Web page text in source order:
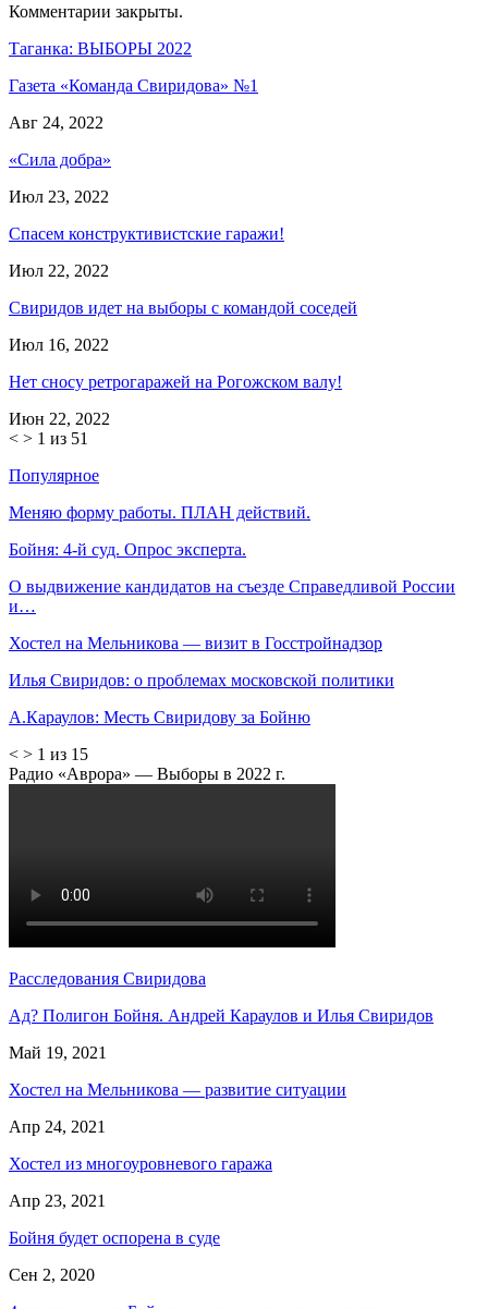
Комментарии закрыты.
Таганка: ВЫБОРЫ 2022
Газета «Команда Свиридова» №1
Авг 24, 2022
«Сила добра»
Июл 23, 2022
Спасем конструктивистские гаражи!
Июл 22, 2022
Свиридов идет на выборы с командой соседей
Июл 16, 2022
Нет сносу ретрогаражей на Рогожском валу!
Июн 22, 2022
< > 1 из 51
Популярное
Меняю форму работы. ПЛАН действий.
Бойня: 4-й суд. Опрос эксперта.
О выдвижение кандидатов на съезде Справедливой России
и…
Хостел на Мельникова — визит в Госстройнадзор
Илья Свиридов: о проблемах московской политики
А.Караулов: Месть Свиридову за Бойню
< > 1 из 15
Радио «Аврора» — Выборы в 2022 г.
Расследования Свиридова
Ад? Полигон Бойня. Андрей Караулов и Илья Свиридов
Май 19, 2021
Хостел на Мельникова — развитие ситуации
Апр 24, 2021
Хостел из многоуровневого гаража
Апр 23, 2021
Бойня будет оспорена в суде
Сен 2, 2020